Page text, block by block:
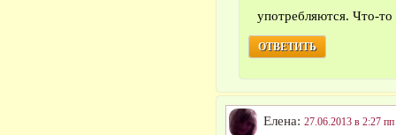
употребляются. Что-
ОТВЕТИТЬ
Елена: 27.06.2013 в 2:27 пп